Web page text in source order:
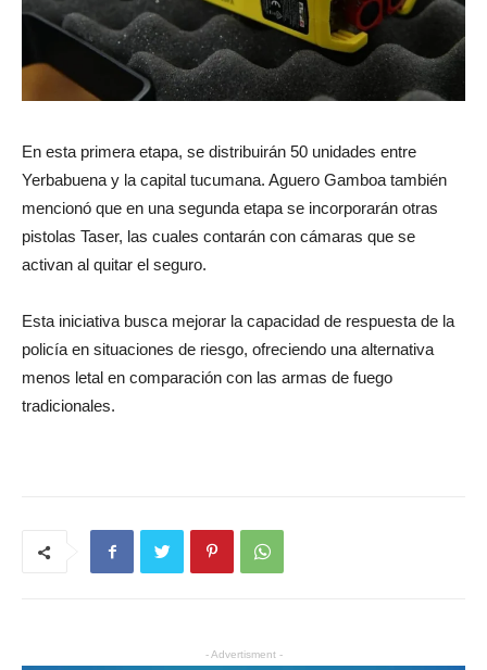
En esta primera etapa, se distribuirán 50 unidades entre
Yerbabuena y la capital tucumana. Aguero Gamboa también
mencionó que en una segunda etapa se incorporarán otras
pistolas Taser, las cuales contarán con cámaras que se
activan al quitar el seguro.
Esta iniciativa busca mejorar la capacidad de respuesta de la
policía en situaciones de riesgo, ofreciendo una alternativa
menos letal en comparación con las armas de fuego
tradicionales.
- Advertisment -